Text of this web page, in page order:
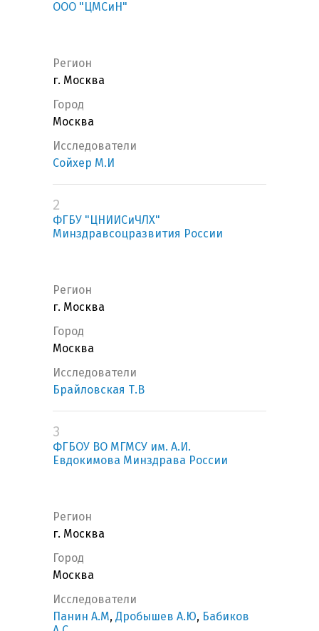
ООО "ЦМСиН"
Регион
г. Москва
Город
Москва
Исследователи
Сойхер М.И
2
ФГБУ "ЦНИИСиЧЛХ"
Минздравсоцразвития России
Регион
г. Москва
Город
Москва
Исследователи
Брайловская Т.В
3
ФГБОУ ВО МГМСУ им. А.И.
Евдокимова Минздрава России
Регион
г. Москва
Город
Москва
Исследователи
Панин А.М, Дробышев А.Ю, Бабиков